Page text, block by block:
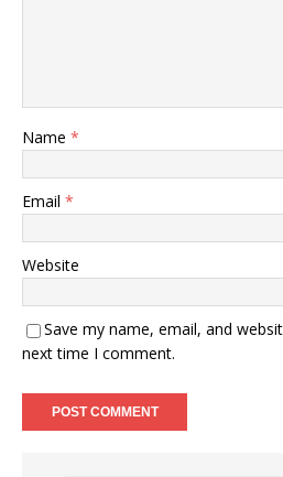
Name *
Email *
Website
Save my name, email, and
next time I comment.